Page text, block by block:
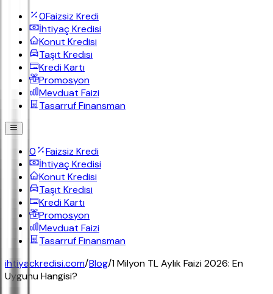
0Faizsiz Kredi
İhtiyaç Kredisi
Konut Kredisi
Taşıt Kredisi
Kredi Kartı
Promosyon
Mevduat Faizi
Tasarruf Finansman
0
Faizsiz Kredi
İhtiyaç Kredisi
Konut Kredisi
Taşıt Kredisi
Kredi Kartı
Promosyon
Mevduat Faizi
Tasarruf Finansman
ihtiyackredisi.com/Blog/1 Milyon TL Aylık Faizi 2026: En
Uygunu Hangisi?